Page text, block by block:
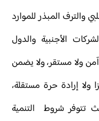
والترف المبذر للموارد
الأجنبية والدول
ولا مستقر، ولا يضمن
ولا إرادة حرة مستقلة،
تتوفر شروط التنمية